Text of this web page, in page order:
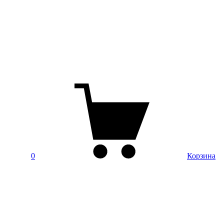
0 Корзина